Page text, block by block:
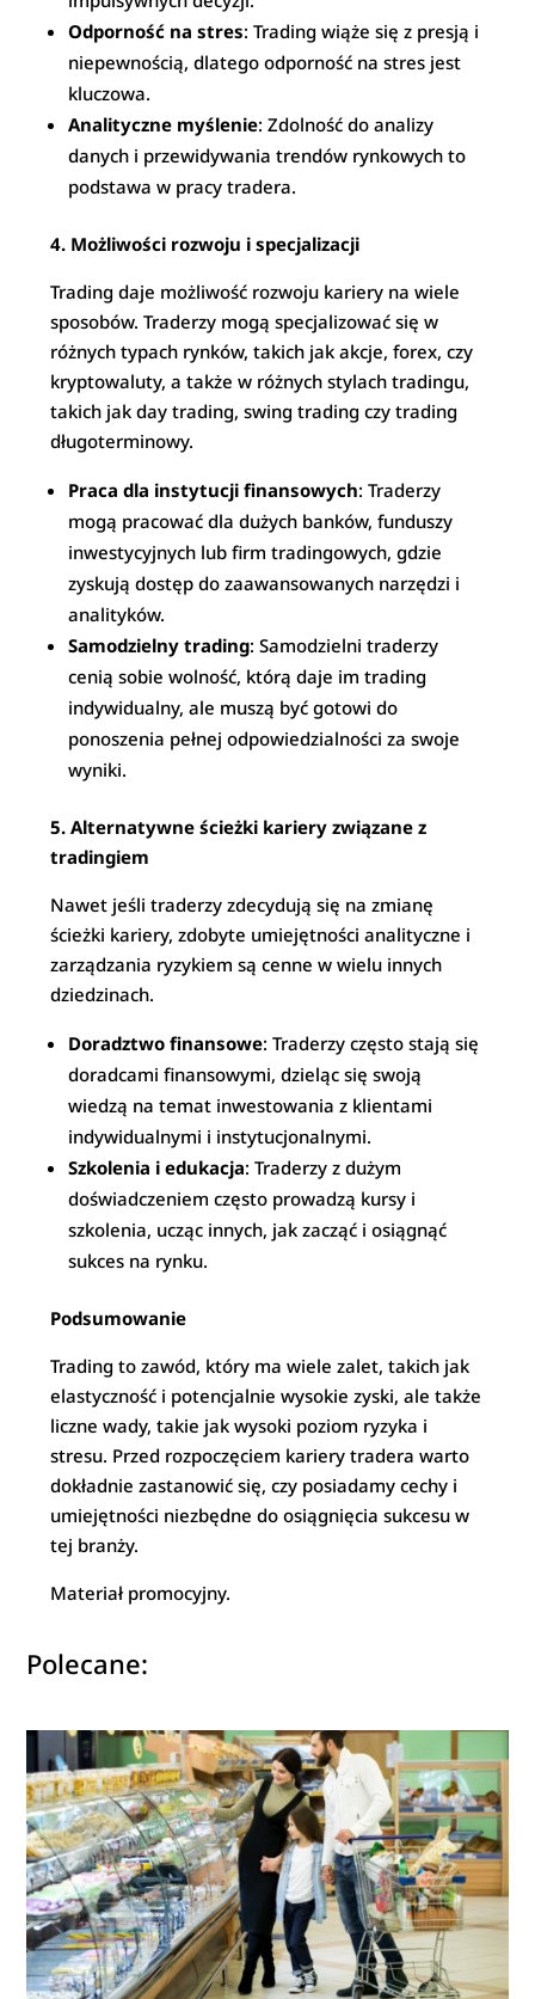
Odporność na stres: Trading wiąże się z presją i
niepewnością, dlatego odporność na stres jest
kluczowa.
Analityczne myślenie: Zdolność do analizy
danych i przewidywania trendów rynkowych to
podstawa w pracy tradera.
4. Możliwości rozwoju i specjalizacji
Trading daje możliwość rozwoju kariery na wiele
sposobów. Traderzy mogą specjalizować się w
różnych typach rynków, takich jak akcje, forex, czy
kryptowaluty, a także w różnych stylach tradingu,
takich jak day trading, swing trading czy trading
długoterminowy.
Praca dla instytucji finansowych: Traderzy
mogą pracować dla dużych banków, funduszy
inwestycyjnych lub firm tradingowych, gdzie
zyskują dostęp do zaawansowanych narzędzi i
analityków.
Samodzielny trading: Samodzielni traderzy
cenią sobie wolność, którą daje im trading
indywidualny, ale muszą być gotowi do
ponoszenia pełnej odpowiedzialności za swoje
wyniki.
5. Alternatywne ścieżki kariery związane z
tradingiem
Nawet jeśli traderzy zdecydują się na zmianę
ścieżki kariery, zdobyte umiejętności analityczne i
zarządzania ryzykiem są cenne w wielu innych
dziedzinach.
Doradztwo finansowe: Traderzy często stają się
doradcami finansowymi, dzieląc się swoją
wiedzą na temat inwestowania z klientami
indywidualnymi i instytucjonalnymi.
Szkolenia i edukacja: Traderzy z dużym
doświadczeniem często prowadzą kursy i
szkolenia, ucząc innych, jak zacząć i osiągnąć
sukces na rynku.
Podsumowanie
Trading to zawód, który ma wiele zalet, takich jak
elastyczność i potencjalnie wysokie zyski, ale także
liczne wady, takie jak wysoki poziom ryzyka i
stresu. Przed rozpoczęciem kariery tradera warto
dokładnie zastanowić się, czy posiadamy cechy i
umiejętności niezbędne do osiągnięcia sukcesu w
tej branży.
Materiał promocyjny.
Polecane: